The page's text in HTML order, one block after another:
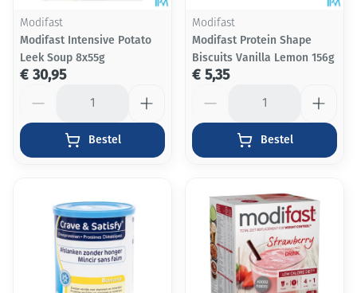
Modifast
Modifast Intensive Potato
Leek Soup 8x55g
€ 30,95
Bestel
Modifast
Modifast Protein Shape
Biscuits Vanilla Lemon 156g
€ 5,35
Bestel